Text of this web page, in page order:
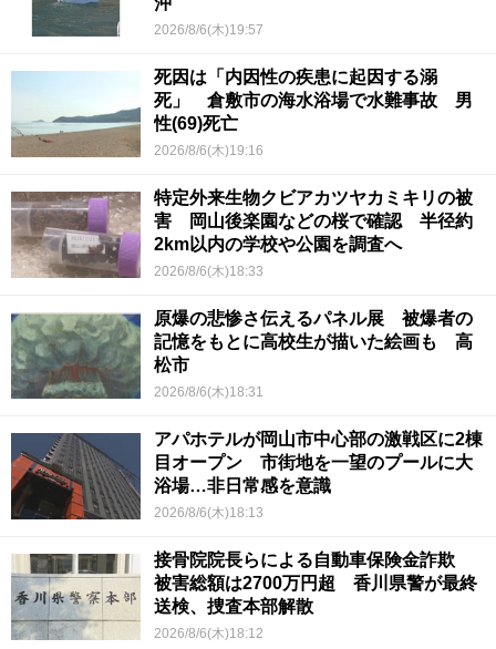
2026/8/6(木)19:57
死因は「内因性の疾患に起因する溺
死」 倉敷市の海水浴場で水難事故 男
性(69)死亡
2026/8/6(木)19:16
特定外来生物クビアカツヤカミキリの被
害 岡山後楽園などの桜で確認 半径約
2km以内の学校や公園を調査へ
2026/8/6(木)18:33
原爆の悲惨さ伝えるパネル展 被爆者の
記憶をもとに高校生が描いた絵画も 高
松市
2026/8/6(木)18:31
アパホテルが岡山市中心部の激戦区に2棟
目オープン 市街地を一望のプールに大
浴場…非日常感を意識
2026/8/6(木)18:13
接骨院院長らによる自動車保険金詐欺
被害総額は2700万円超 香川県警が最終
送検、捜査本部解散
2026/8/6(木)18:12